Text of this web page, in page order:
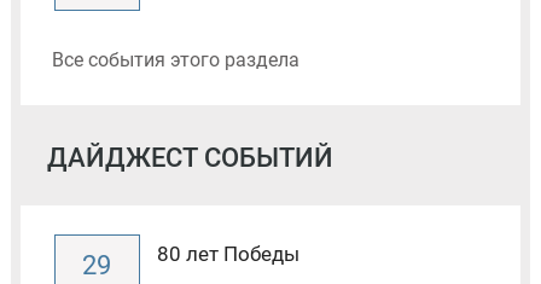
Все события этого раздела
ДАЙДЖЕСТ СОБЫТИЙ
29 80 лет Победы